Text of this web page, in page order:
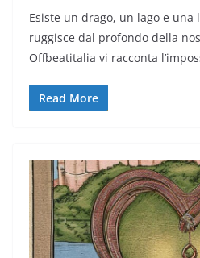
Esiste un drago, un lago e una
ruggisce dal profondo della
Offbeatitalia vi racconta
Read More